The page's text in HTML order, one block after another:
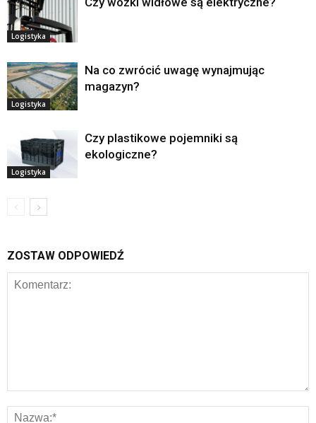
Logistyka
Logistyka
Na co zwrócić uwagę wynajmując
magazyn?
Logistyka
Czy plastikowe pojemniki są
ekologiczne?
ZOSTAW ODPOWIEDŹ